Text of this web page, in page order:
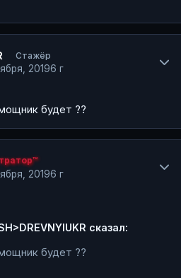
Стажёр
20196 г
будет ??
20196 г
сказал:
будет ??